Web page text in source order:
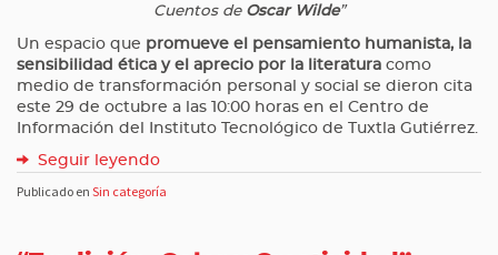
Cuentos de Oscar Wilde”
Un espacio que promueve el pensamiento humanista, la
sensibilidad ética y el aprecio por la literatura como
medio de transformación personal y social se dieron cita
este 29 de octubre a las 10:00 horas en el Centro de
Información del Instituto Tecnológico de Tuxtla Gutiérrez.
Seguir leyendo
Publicado en Sin categoría